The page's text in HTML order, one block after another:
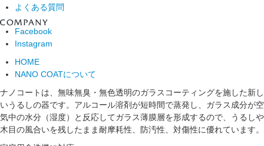
よくある質問
Facebook
Instagram
HOME
NANO COATについて
ナノコートは、無味無臭・無色透明のガラスコーティングを施した新し
いうるしの器です。アルコール溶剤が短時間で蒸発し、ガラス成分が空
気中の水分（湿度）と反応してガラス薄膜層を形成するので、うるしや
木目の風合いを残したまま耐摩耗性、防汚性、対傷性に優れています。